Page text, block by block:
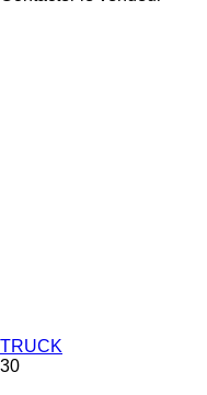
TRUCK
30